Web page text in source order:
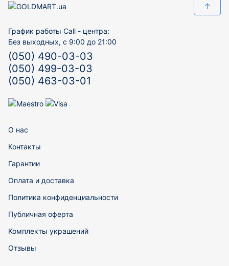
↑
График работы Call - центра:
Без выходных, с 9:00 до 21:00
(050) 490-03-03
(050) 499-03-03
(050) 463-03-01
О нас
Контакты
Гарантии
Оплата и доставка
Политика конфиденциальности
Публичная оферта
Комплекты украшений
Отзывы